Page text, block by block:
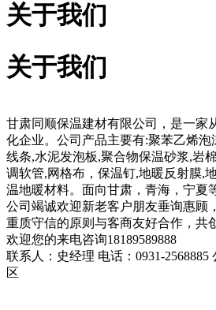
关于我们
关于我们
甘肃同顺保温建材有限公司，是一家
化企业。公司产品主要有:聚苯乙烯泡
线条,水泥发泡板,聚合物保温砂浆,岩
调软管,网格布，保温钉,地暖反射膜,
温地暖材料。面向甘肃，青海，宁夏
公司竭诚欢迎新老客户朋友垂询惠顾
重质守信的原则与客商友好合作，共
欢迎您的来电咨询18189589888
联系人：史经理 电话：0931-
区